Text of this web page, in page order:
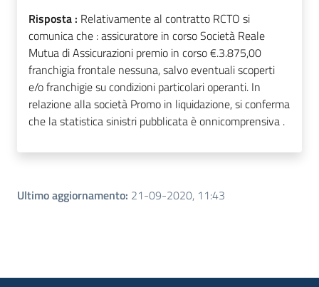
Risposta : Relativamente al contratto RCTO si
comunica che : assicuratore in corso Società Reale
Mutua di Assicurazioni premio in corso €.3.875,00
franchigia frontale nessuna, salvo eventuali scoperti
e/o franchigie su condizioni particolari operanti. In
relazione alla società Promo in liquidazione, si conferma
che la statistica sinistri pubblicata è onnicomprensiva .
Ultimo aggiornamento: 21-09-2020, 11:43